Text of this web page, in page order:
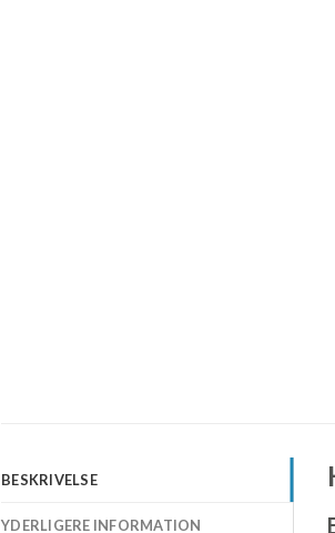
BESKRIVELSE
YDERLIGERE INFORMATION